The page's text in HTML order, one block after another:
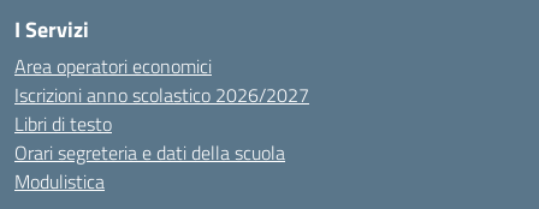
I Servizi
Area operatori economici
Iscrizioni anno scolastico 2026/2027
Libri di testo
Orari segreteria e dati della scuola
Modulistica